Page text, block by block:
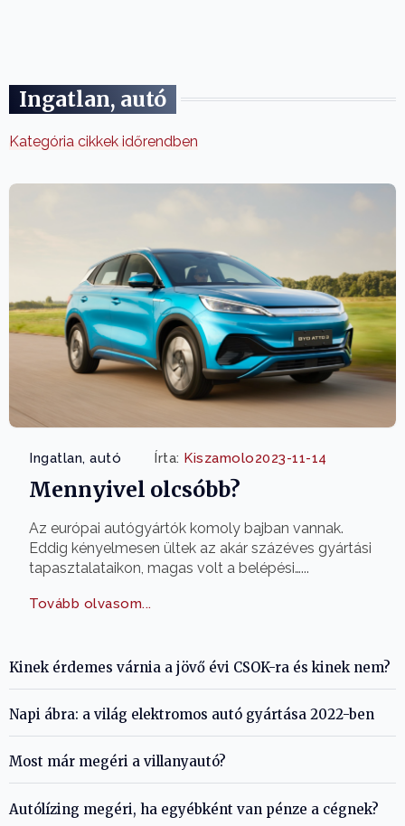
Ingatlan, autó
Kategória cikkek időrendben
Ingatlan, autó Írta: Kiszamolo2023-11-14
Mennyivel olcsóbb?
Az európai autógyártók komoly bajban vannak.
Eddig kényelmesen ültek az akár százéves gyártási
tapasztalataikon, magas volt a belépési…...
Tovább olvasom...
Kinek érdemes várnia a jövő évi CSOK-ra és kinek nem?
Napi ábra: a világ elektromos autó gyártása 2022-ben
Most már megéri a villanyautó?
Autólízing megéri, ha egyébként van pénze a cégnek?